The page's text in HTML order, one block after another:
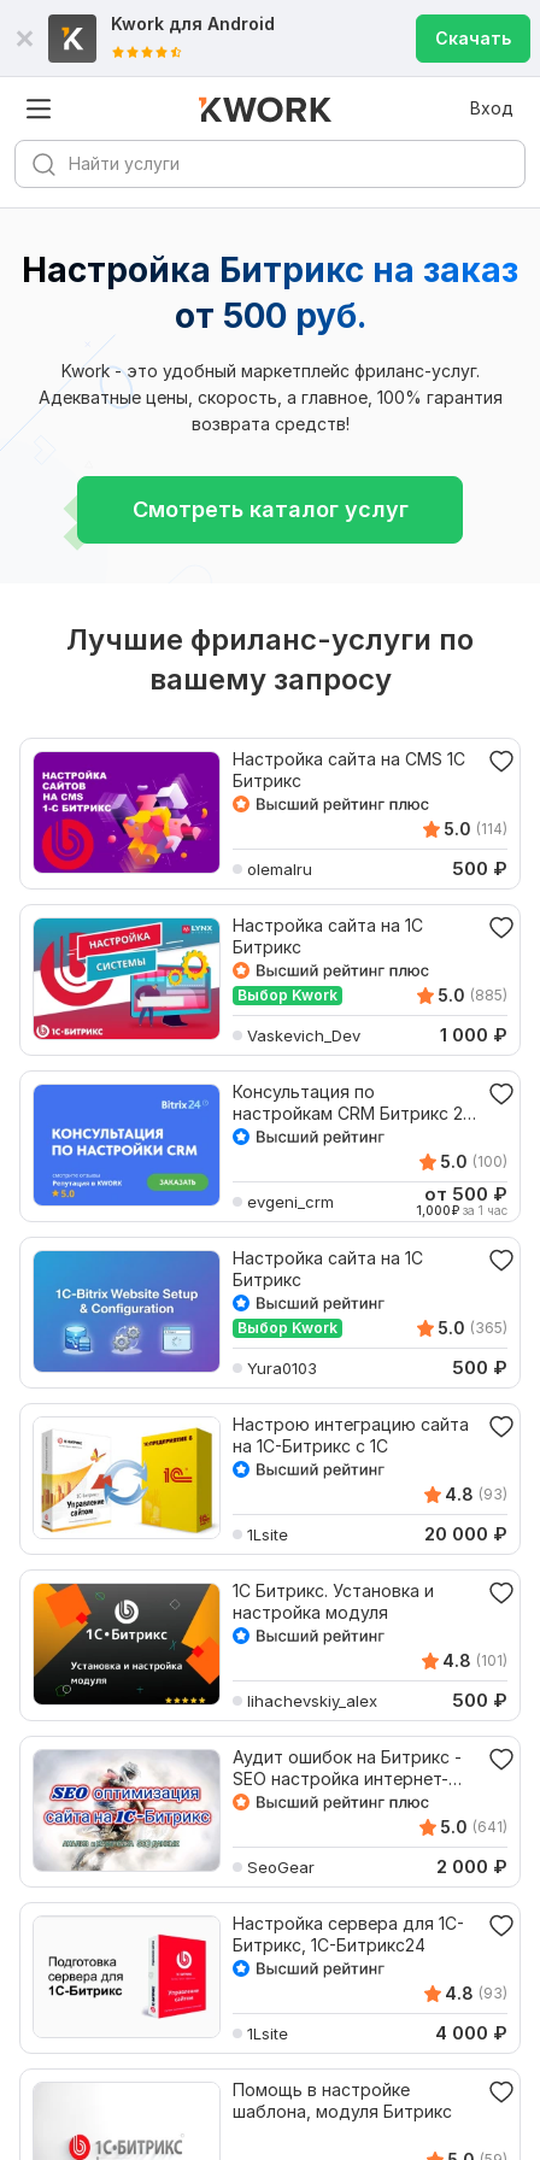
Kwork для Android
Скачать
Вход
Настройка Битрикс на заказ
от 500 руб.
Kwork - это удобный маркетплейс фриланс-услуг.
Адекватные цены, скорость, а главное, 100% гарантия
возврата средств!
Смотреть каталог услуг
Лучшие фриланс-услуги по
вашему запросу
Настройка сайта на CMS 1С
Битрикс
5.0 (114)
olemalru 500 ₽
Настройка сайта на 1С
Битрикс
Выбор Kwork 5.0 (885)
Vaskevich_Dev 1 000 ₽
Консультация по
настройкам CRM Битрикс 24
Bitrix24
5.0 (100)
evgeni_crm от 500 ₽
1,000₽ за 1 час
Настройка сайта на 1С
Битрикс
Выбор Kwork 5.0 (365)
Yura0103 500 ₽
Настрою интеграцию сайта
на 1С-Битрикс с 1С
4.8 (93)
1Lsite 20 000 ₽
1С Битрикс. Установка и
настройка модуля
4.8 (101)
lihachevskiy_alex 500 ₽
Аудит ошибок на Битрикс -
SEO настройка интернет-
магазина на 1C-Bitrix
5.0 (641)
SeoGear 2 000 ₽
Настройка сервера для 1С-
Битрикс, 1С-Битрикс24
4.8 (93)
1Lsite 4 000 ₽
Помощь в настройке
шаблона, модуля Битрикс